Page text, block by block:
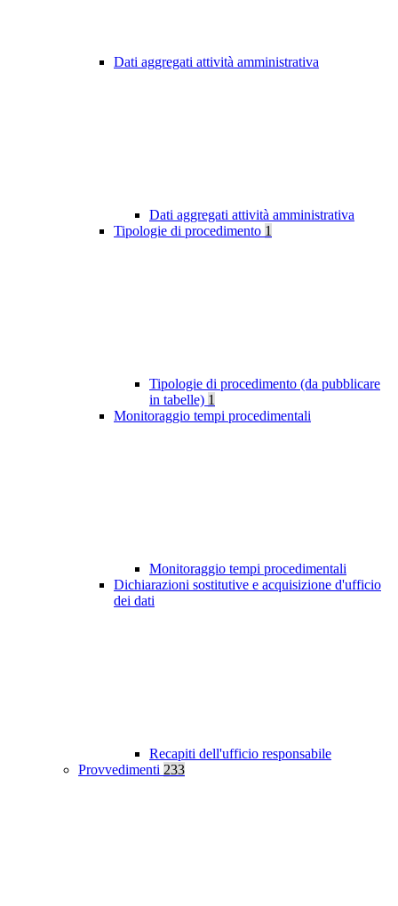
Dati aggregati attività amministrativa
Dati aggregati attività amministrativa
Tipologie di procedimento 1
Tipologie di procedimento (da pubblicare
in tabelle) 1
Monitoraggio tempi procedimentali
Monitoraggio tempi procedimentali
Dichiarazioni sostitutive e acquisizione d'ufficio
dei dati
Recapiti dell'ufficio responsabile
Provvedimenti 233